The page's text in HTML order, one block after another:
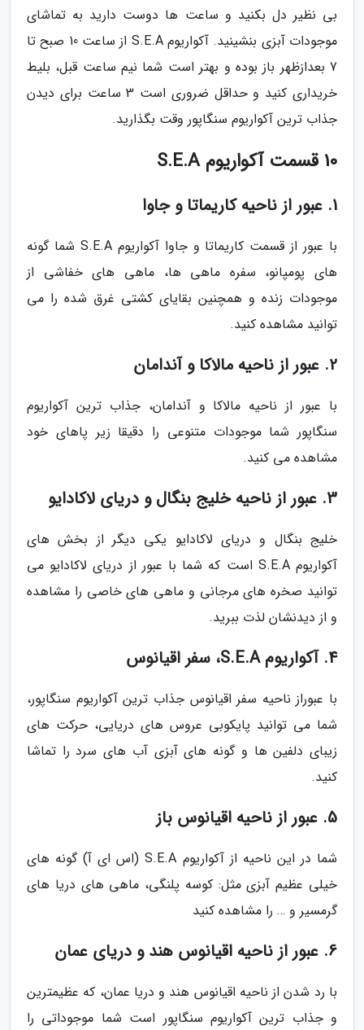
بی نظیر دل بکنید و ساعت ها دوست دارید به تماشای
موجودات آبزی بنشینید. آکواریوم S.E.A از ساعت 10 صبح تا
7 بعدازظهر باز بوده و بهتر است شما نیم ساعت قبل، بلیط
خریداری کنید و حداقل ضروری است 3 ساعت برای دیدن
جذاب ترین آکواریوم سنگاپور وقت بگذارید.
10 قسمت آکواریوم S.E.A
1. عبور از ناحیه کاریماتا و جاوا
با عبور از قسمت کاریماتا و جاوا آکواریوم S.E.A شما گونه
های پومپانو، سفره ماهی ها، ماهی های خفاشی از
موجودات زنده و همچنین بقایای کشتی غرق شده را می
توانید مشاهده کنید.
2. عبور از ناحیه مالاکا و آندامان
با عبور از ناحیه مالاکا و آندامان، جذاب ترین آکواریوم
سنگاپور شما موجودات متنوعی را دقیقا زیر پاهای خود
مشاهده می کنید.
3. عبور از ناحیه خلیج بنگال و دریای لاکادایو
خلیج بنگال و دریای لاکادایو یکی دیگر از بخش های
آکواریوم S.E.A است که شما با عبور از دریای لاکادایو می
توانید صخره های مرجانی و ماهی های خاصی را مشاهده
و از دیدنشان لذت ببرید.
4. آکواریوم S.E.A، سفر اقیانوس
با عبوراز ناحیه سفر اقیانوس جذاب ترین آکواریوم سنگاپور،
شما می توانید پایکوبی عروس های دریایی، حرکت های
زیبای دلفین ها و گونه های آبزی آب های سرد را تماشا
کنید.
5. عبور از ناحیه اقیانوس باز
شما در این ناحیه از آکواریوم S.E.A (اس ای آ) گونه های
خیلی عظیم آبزی مثل: کوسه پلنگی، ماهی های دریا های
گرمسیر و … را مشاهده کنید
6. عبور از ناحیه اقیانوس هند و دریای عمان
با رد شدن از ناحیه اقیانوس هند و دریا عمان، که عظیمترین
و جذاب ترین آکواریوم سنگاپور است شما موجوداتی را